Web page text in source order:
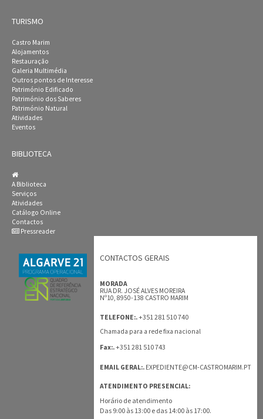
TURISMO
Castro Marim
Alojamentos
Restauração
Galeria Multimédia
Outros pontos de Interesse
Património Edificado
Património dos Saberes
Património Natural
Atividades
Eventos
BIBLIOTECA
A Biblioteca
Serviços
Atividades
Catálogo Online
Contactos
Pressreader
CONTACTOS GERAIS
MORADA
RUA DR. JOSÉ ALVES MOREIRA
Nº10, 8950-138 CASTRO MARIM
TELEFONE:.+351 281 510 740
Chamada para a rede fixa nacional
Fax:.+351 281 510 743
EMAIL GERAL:. EXPEDIENTE@CM-CASTROMARIM.PT
ATENDIMENTO PRESENCIAL:
Horário de atendimento
Das 9:00 às 13:00 e das 14:00 às 17:00.